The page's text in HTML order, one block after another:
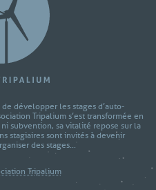
développer les stages d’auto-
Tripalium s’est transformée en
ni subvention, sa vitalité repose sur la
stagiaires sont invités à devenir
des stages...
Tripalium